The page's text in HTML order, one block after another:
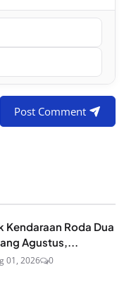
Post Comment
Kendaraan Roda Dua
Agustus,...
01, 2026 0